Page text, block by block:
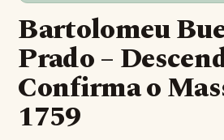
Bartolomeu
Prado –
Confirma o
1759